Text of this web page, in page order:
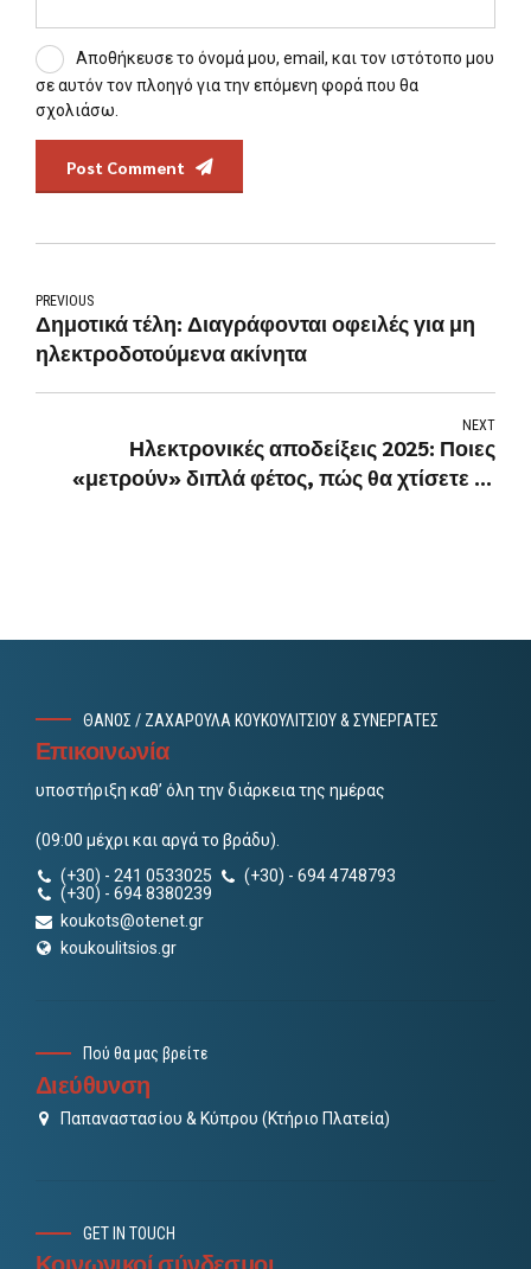
Αποθήκευσε το όνομά μου, email, και τον ιστότοπο μου
σε αυτόν τον πλοηγό για την επόμενη φορά που θα
σχολιάσω.
Post Comment
PREVIOUS
Δημοτικά τέλη: Διαγράφονται οφειλές για μη
ηλεκτροδοτούμενα ακίνητα
NEXT
Ηλεκτρονικές αποδείξεις 2025: Ποιες
«μετρούν» διπλά φέτος, πώς θα χτίσετε το
ΘΑΝΟΣ / ΖΑΧΑΡΟΥΛΑ ΚΟΥΚΟΥΛΙΤΣΙΟΥ & ΣΥΝΕΡΓΑΤΕΣ
Επικοινωνία
υποστήριξη καθ’ όλη την διάρκεια της ημέρας
(09:00 μέχρι και αργά το βράδυ).
(+30) - 241 0533025
(+30) - 694 4748793
(+30) - 694 8380239
koukots@otenet.gr
koukoulitsios.gr
Πού θα μας βρείτε
Διεύθυνση
Παπαναστασίου & Κύπρου (Κτήριο Πλατεία)
GET IN TOUCH